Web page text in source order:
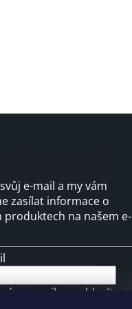
e-mail a my vám
zasílat informace o
produktech na našem e-
e-mailu souhlasíte s